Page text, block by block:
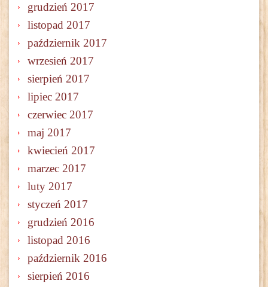
grudzień 2017
listopad 2017
październik 2017
wrzesień 2017
sierpień 2017
lipiec 2017
czerwiec 2017
maj 2017
kwiecień 2017
marzec 2017
luty 2017
styczeń 2017
grudzień 2016
listopad 2016
październik 2016
sierpień 2016